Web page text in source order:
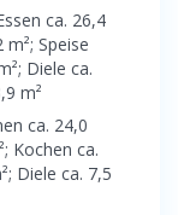
ca. 26,4
Speise
Diele ca.
m²
ca. 24,0
Kochen ca.
Diele ca. 7,5